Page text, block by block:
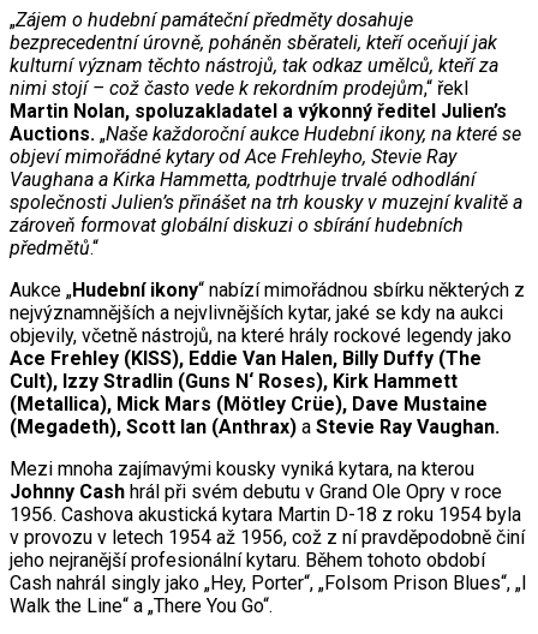
„Zájem o hudební památeční předměty dosahuje
bezprecedentní úrovně, poháněn sběrateli, kteří oceňují jak
kulturní význam těchto nástrojů, tak odkaz umělců, kteří za
nimi stojí – což často vede k rekordním prodejům,“ řekl
Martin Nolan, spoluzakladatel a výkonný ředitel Julien’s
Auctions. „Naše každoroční aukce Hudební ikony, na které se
objeví mimořádné kytary od Ace Frehleyho, Stevie Ray
Vaughana a Kirka Hammetta, podtrhuje trvalé odhodlání
společnosti Julien’s přinášet na trh kousky v muzejní kvalitě a
zároveň formovat globální diskuzi o sbírání hudebních
předmětů.“
Aukce „Hudební ikony“ nabízí mimořádnou sbírku některých z
nejvýznamnějších a nejvlivnějších kytar, jaké se kdy na aukci
objevily, včetně nástrojů, na které hrály rockové legendy jako
Ace Frehley (KISS), Eddie Van Halen, Billy Duffy (The
Cult), Izzy Stradlin (Guns N‘ Roses), Kirk Hammett
(Metallica), Mick Mars (Mötley Crüe), Dave Mustaine
(Megadeth), Scott Ian (Anthrax) a Stevie Ray Vaughan.
Mezi mnoha zajímavými kousky vyniká kytara, na kterou
Johnny Cash hrál při svém debutu v Grand Ole Opry v roce
1956. Cashova akustická kytara Martin D-18 z roku 1954 byla
v provozu v letech 1954 až 1956, což z ní pravděpodobně činí
jeho nejranější profesionální kytaru. Během tohoto období
Cash nahrál singly jako „Hey, Porter“, „Folsom Prison Blues“, „I
Walk the Line“ a „There You Go“.